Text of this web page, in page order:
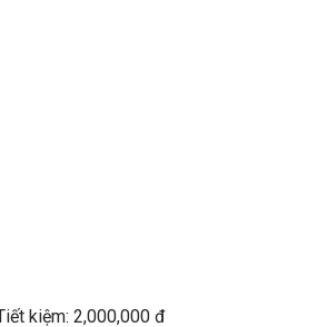
kiệm: 2,000,000 đ